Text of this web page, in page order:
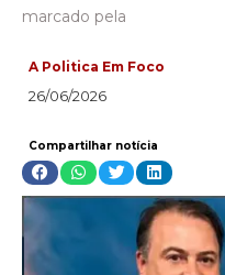
marcado pela
A Politica Em Foco
26/06/2026
Compartilhar notícia